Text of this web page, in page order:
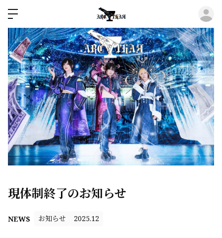
現体制終了のお知らせ
NEWS お知らせ 2025.12